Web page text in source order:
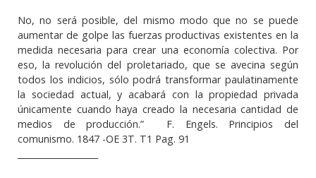
No, no será posible, del mismo modo que no se puede
aumentar de golpe las fuerzas productivas existentes en la
medida necesaria para crear una economía colectiva. Por
eso, la revolución del proletariado, que se avecina según
todos los indicios, sólo podrá transformar paulatinamente
la sociedad actual, y acabará con la propiedad privada
únicamente cuando haya creado la necesaria cantidad de
medios de producción.” F. Engels. Principios del
comunismo. 1847 -OE 3T. T1 Pag. 91